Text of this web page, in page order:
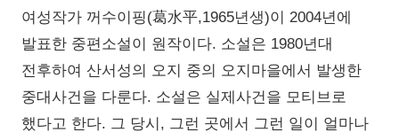
여성작가 꺼수이핑(葛水平,1965년생)이 2004년에
발표한 중편소설이 원작이다. 소설은 1980년대
전후하여 산서성의 오지 중의 오지마을에서 발생한
중대사건을 다룬다. 소설은 실제사건을 모티브로
했다고 한다. 그 당시, 그런 곳에서 그런 일이 얼마나